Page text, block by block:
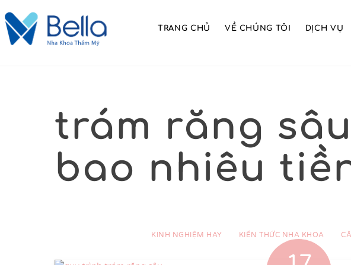
to
content
TRANG CHỦ VỀ CHÚNG TÔI DỊCH VỤ
trám răng
bao nhiêu
KINH NGHIỆM HAY KIẾN THỨC NHA KHOA